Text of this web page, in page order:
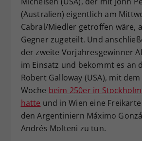
(Australien) eigentlich am
Cabral/Miedler getroffen wäre,
Gegner zugeteilt. Und
der zweite Vorjahresgewinner
im Einsatz und bekommt es an
Robert Galloway (USA), mit
Woche beim 250er in
hatte und in Wien eine
den Argentiniern Máximo
Andrés Molteni zu tun.